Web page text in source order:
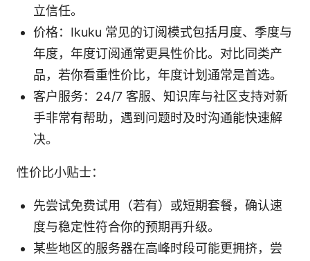
立信任。
价格：Ikuku 常见的订阅模式包括月度、季度与
年度，年度订阅通常更具性价比。对比同类产
品，若你看重性价比，年度计划通常是首选。
客户服务：24/7 客服、知识库与社区支持对新
手非常有帮助，遇到问题时及时沟通能快速解
决。
性价比小贴士：
先尝试免费试用（若有）或短期套餐，确认速
度与稳定性符合你的预期再升级。
某些地区的服务器在高峰时段可能更拥挤，尝